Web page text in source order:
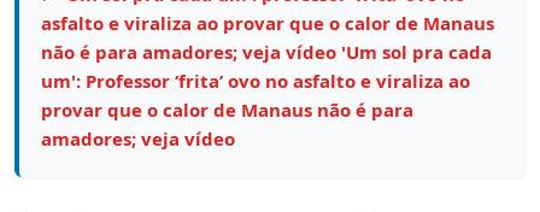
asfalto e viraliza ao provar que o calor de Manaus
não é para amadores; veja vídeo 'Um sol pra cada
um': Professor ‘frita’ ovo no asfalto e viraliza ao
provar que o calor de Manaus não é para
amadores; veja vídeo